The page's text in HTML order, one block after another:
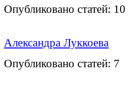
Опубликовано статей: 10
Александра Луккоева
Опубликовано статей: 7